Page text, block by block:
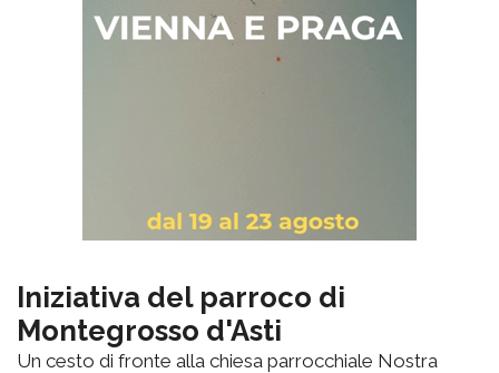
Iniziativa del parroco di
Montegrosso d'Asti
Un cesto di fronte alla chiesa parrocchiale Nostra